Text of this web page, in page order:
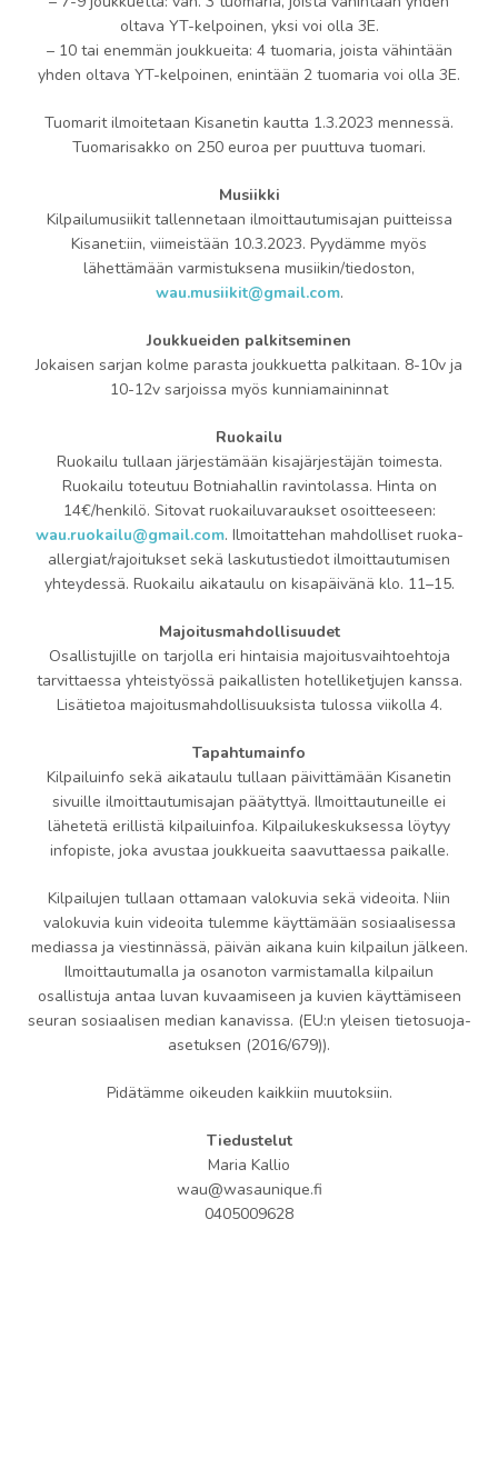
oltava YT-kelpoinen, yksi voi olla 3E.
– 10 tai enemmän joukkueita: 4 tuomaria, joista vähintään
yhden oltava YT-kelpoinen, enintään 2 tuomaria voi olla 3E.
Tuomarit ilmoitetaan Kisanetin kautta 1.3.2023 mennessä.
Tuomarisakko on 250 euroa per puuttuva tuomari.
Musiikki
Kilpailumusiikit tallennetaan ilmoittautumisajan puitteissa
Kisanet:iin, viimeistään 10.3.2023. Pyydämme myös
lähettämään varmistuksena musiikin/tiedoston,
wau.musiikit@gmail.com.
Joukkueiden palkitseminen
Jokaisen sarjan kolme parasta joukkuetta palkitaan. 8-10v ja
10-12v sarjoissa myös kunniamaininnat
Ruokailu
Ruokailu tullaan järjestämään kisajärjestäjän toimesta.
Ruokailu toteutuu Botniahallin ravintolassa. Hinta on
14€/henkilö. Sitovat ruokailuvaraukset osoitteeseen:
wau.ruokailu@gmail.com. Ilmoitattehan mahdolliset ruoka-
allergiat/rajoitukset sekä laskutustiedot ilmoittautumisen
yhteydessä. Ruokailu aikataulu on kisapäivänä klo. 11–15.
Majoitusmahdollisuudet
Osallistujille on tarjolla eri hintaisia majoitusvaihtoehtoja
tarvittaessa yhteistyössä paikallisten hotelliketjujen kanssa.
Lisätietoa majoitusmahdollisuuksista tulossa viikolla 4.
Tapahtumainfo
Kilpailuinfo sekä aikataulu tullaan päivittämään Kisanetin
sivuille ilmoittautumisajan päätyttyä. Ilmoittautuneille ei
lähetetä erillistä kilpailuinfoa. Kilpailukeskuksessa löytyy
infopiste, joka avustaa joukkueita saavuttaessa paikalle.
Kilpailujen tullaan ottamaan valokuvia sekä videoita. Niin
valokuvia kuin videoita tulemme käyttämään sosiaalisessa
mediassa ja viestinnässä, päivän aikana kuin kilpailun jälkeen.
Ilmoittautumalla ja osanoton varmistamalla kilpailun
osallistuja antaa luvan kuvaamiseen ja kuvien käyttämiseen
seuran sosiaalisen median kanavissa. (EU:n yleisen tietosuoja-
asetuksen (2016/679)).
Pidätämme oikeuden kaikkiin muutoksiin.
Tiedustelut
Maria Kallio
wau@wasaunique.fi
0405009628